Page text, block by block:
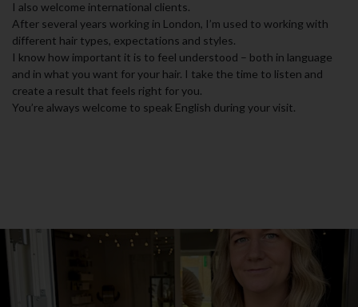
I also welcome international clients.
After several years working in London, I’m used to working with
different hair types, expectations and styles.
I know how important it is to feel understood – both in language
and in what you want for your hair. I take the time to listen and
create a result that feels right for you.
You’re always welcome to speak English during your visit.